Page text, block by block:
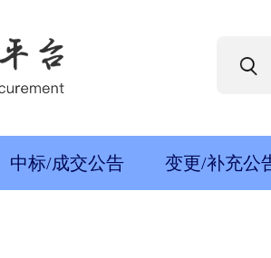
中标/成交公告 变更/补充公